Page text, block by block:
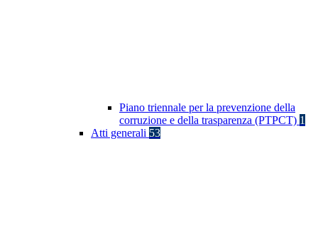
Piano triennale per la prevenzione della
corruzione e della trasparenza (PTPCT) 1
Atti generali 53